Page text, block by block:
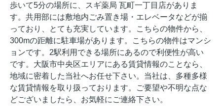
歩いて5分の場所に、スギ薬局 瓦町一丁目店がありま
す。共用部には敷地内ごみ置き場・エレベータなどが揃
っており、とても充実しています。こちらの物件から、
300mの距離に駐車場があります。こちらの物件はマンシ
ョンです。2駅利用できる場所にあるので利便性が高い
です。大阪市中央区エリアにある賃貸情報のことなら、
地域に密着した当社へお任せ下さい。当社は、多種多様
な賃貸情報を取り扱っております。ご要望や不明な点な
どございましたら、お気軽にご連絡下さい。